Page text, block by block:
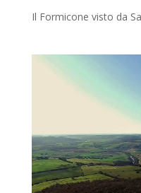
Il Formicone visto da